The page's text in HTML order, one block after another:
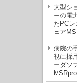
大型シ
ーの電
たPCレ
ェア
病院の
視に採
ーダソ